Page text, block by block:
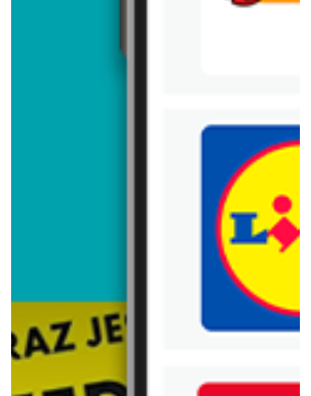
Trafiłeś na nieaktualną gazetkę
Zobacz aktualne gazetki Blix!
Zawartość dla osób